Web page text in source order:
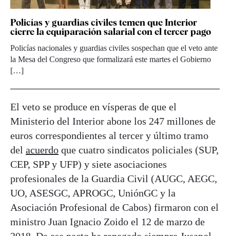
Policías y guardias civiles temen que Interior
cierre la equiparación salarial con el tercer pago
Policías nacionales y guardias civiles sospechan que el veto ante
la Mesa del Congreso que formalizará este martes el Gobierno
[…]
El veto se produce en vísperas de que el
Ministerio del Interior abone los 247 millones de
euros correspondientes al tercer y último tramo
del acuerdo que cuatro sindicatos policiales (SUP,
CEP, SPP y UFP) y siete asociaciones
profesionales de la Guardia Civil (AUGC, AEGC,
UO, ASESGC, APROGC, UniónGC y la
Asociación Profesional de Cabos) firmaron con el
ministro Juan Ignacio Zoido el 12 de marzo de